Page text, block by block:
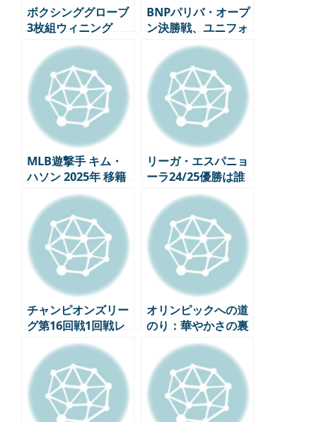
ボクシンググローブ
3枚組ウィニング
BNPパリバ・オープ
ン決勝戦、ユニフォ
ームは「ナイキ天
下」が招いた混乱？
MLB遊撃手 キム・
ハソン 2025年 移籍
リーガ・エスパニョ
ーラ24/25優勝は誰
に？ FCバルセロナ
vs レアル・マドリー
ド
チャンピオンズリー
グ第16回戦1回戦レ
ビュー – EPL独走、
変数を残したビッグ
マッチ
オリンピックへの道
のり：華やかさの裏
側に隠されたストー
リー